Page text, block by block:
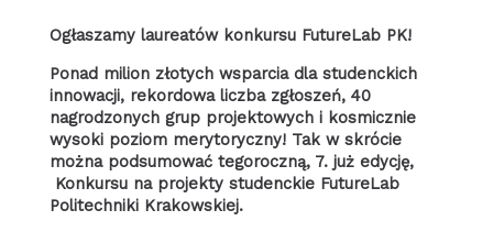
Ogłaszamy laureatów konkursu FutureLab PK!
Ponad milion złotych wsparcia dla studenckich
innowacji, rekordowa liczba zgłoszeń, 40
nagrodzonych grup projektowych i kosmicznie
wysoki poziom merytoryczny! Tak w skrócie
można podsumować tegoroczną, 7. już edycję,
Konkursu na projekty studenckie FutureLab
Politechniki Krakowskiej.